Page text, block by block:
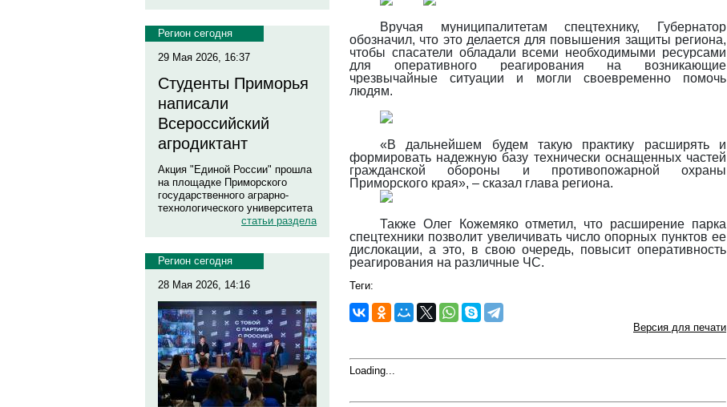
Регион сегодня
29 Мая 2026, 16:37
Студенты Приморья
написали
Всероссийский
агродиктант
Акция "Единой России" прошла
на площадке Приморского
государственного аграрно-
технологического университета
статьи раздела
Регион сегодня
28 Мая 2026, 14:16
Вручая муниципалитетам спецтехнику, Губернатор
обозначил, что это делается для повышения защиты региона,
чтобы спасатели обладали всеми необходимыми ресурсами
для оперативного реагирования на возникающие
чрезвычайные ситуации и могли своевременно помочь
людям.
«В дальнейшем будем такую практику расширять и
формировать надежную базу технически оснащенных частей
гражданской обороны и противопожарной охраны
Приморского края», – сказал глава региона.
Также Олег Кожемяко отметил, что расширение парка
спецтехники позволит увеличивать число опорных пунктов ее
дислокации, а это, в свою очередь, повысит оперативность
реагирования на различные ЧС.
Теги:
Версия для печати
Loading...